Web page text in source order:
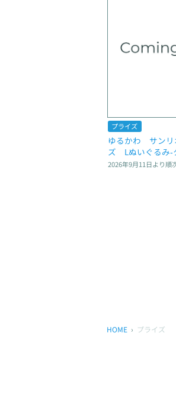
プライズ
ゆるかわ　サン
ズ　Lぬいぐるみ
Sol
2026年9月11日より順
HOME プライズ